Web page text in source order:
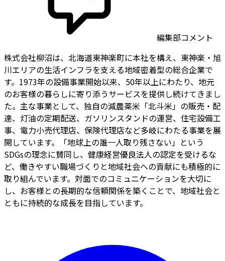
編集部コメント
株式会社柳沼は、北海道東神楽町に本社を構え、東神楽・旭
川エリアの生活インフラを支える地域密着型の総合企業で
す。1973年の設備事業開始以来、50年以上にわたり、地元
のお客様の暮らしに寄り添うサービスを提供し続けてきまし
た。主な事業として、独自の減農薬米「北斗米」の販売・配
達、灯油の定期配送、ガソリンスタンドの運営、住宅設備工
事、電力小売代理店、保険代理店など多岐にわたる事業を展
開しています。「地球上の誰一人取り残さない」という
SDGsの理念に賛同し、健康経営優良法人の認定を受けるな
ど、働きやすい職場づくりと地域社会への貢献にも積極的に
取り組んでいます。対面でのコミュニケーションを大切に
し、お客様との長期的な信頼関係を築くことで、地域社会と
ともに持続的な成長を目指しています。